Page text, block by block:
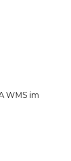
WMS im